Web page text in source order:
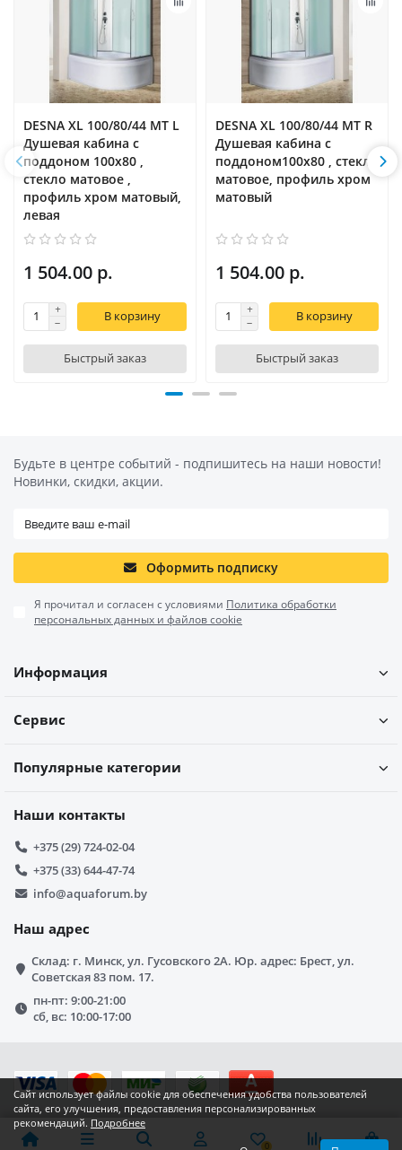
DESNA XL 100/80/44 MT L
Душевая кабина с
поддоном 100х80 ,
стекло матовое ,
профиль хром матовый,
левая
1 504.00 р.
В корзину
Быстрый заказ
DESNA XL 100/80/44 MT R
Душевая кабина с
поддоном100х80 , стекло
матовое, профиль хром
матовый
1 504.00 р.
В корзину
Быстрый заказ
Сайт использует файлы cookie для обеспечения удобства пользователей
сайта, его улучшения, предоставления персонализированных
рекомендаций. Подробнее
Будьте в центре событий - подпишитесь на наши новости!
Новинки, скидки, акции.
Оформить подписку
Я прочитал и согласен с условиями Политика обработки
персональных данных и файлов cookie
Информация
Сервис
Популярные категории
Наши контакты
+375 (29) 724-02-04
+375 (33) 644-47-74
info@aquaforum.by
Наш адрес
Склад: г. Минск, ул. Гусовского 2А. Юр. адрес: Брест, ул.
Советская 83 пом. 17.
пн-пт: 9:00-21:00
сб, вс: 10:00-17:00
0